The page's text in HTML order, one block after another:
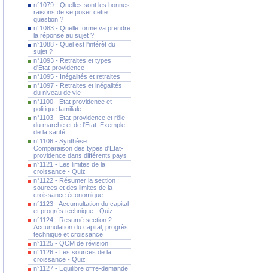
n°1079 - Quelles sont les bonnes
raisons de se poser cette
question ?
n°1083 - Quelle forme va prendre
la réponse au sujet ?
n°1088 - Quel est l'intérêt du
sujet ?
n°1093 - Retraites et types
d'Etat-providence
n°1095 - Inégalités et retraites
n°1097 - Retraites et inégalités
du niveau de vie
n°1100 - Etat providence et
politique familiale
n°1103 - Etat-providence et rôle
du marche et de l'Etat. Exemple
de la santé
n°1106 - Synthèse :
Comparaison des types d'Etat-
providence dans différents pays
n°1121 - Les limites de la
croissance - Quiz
n°1122 - Résumer la section :
sources et des limites de la
croissance économique
n°1123 - Accumultation du capital
et progrès technique - Quiz
n°1124 - Resumé section 2 :
Accumulation du capital, progrès
technique et croissance
n°1125 - QCM de révision
n°1126 - Les sources de la
croissance - Quiz
n°1127 - Equilibre offre-demande